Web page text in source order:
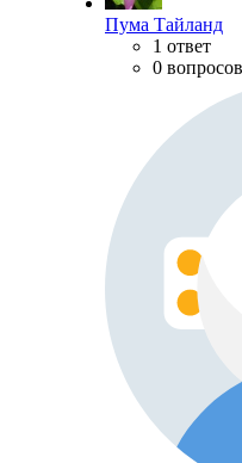
Пума Тайланд
1 ответ
0 вопросов